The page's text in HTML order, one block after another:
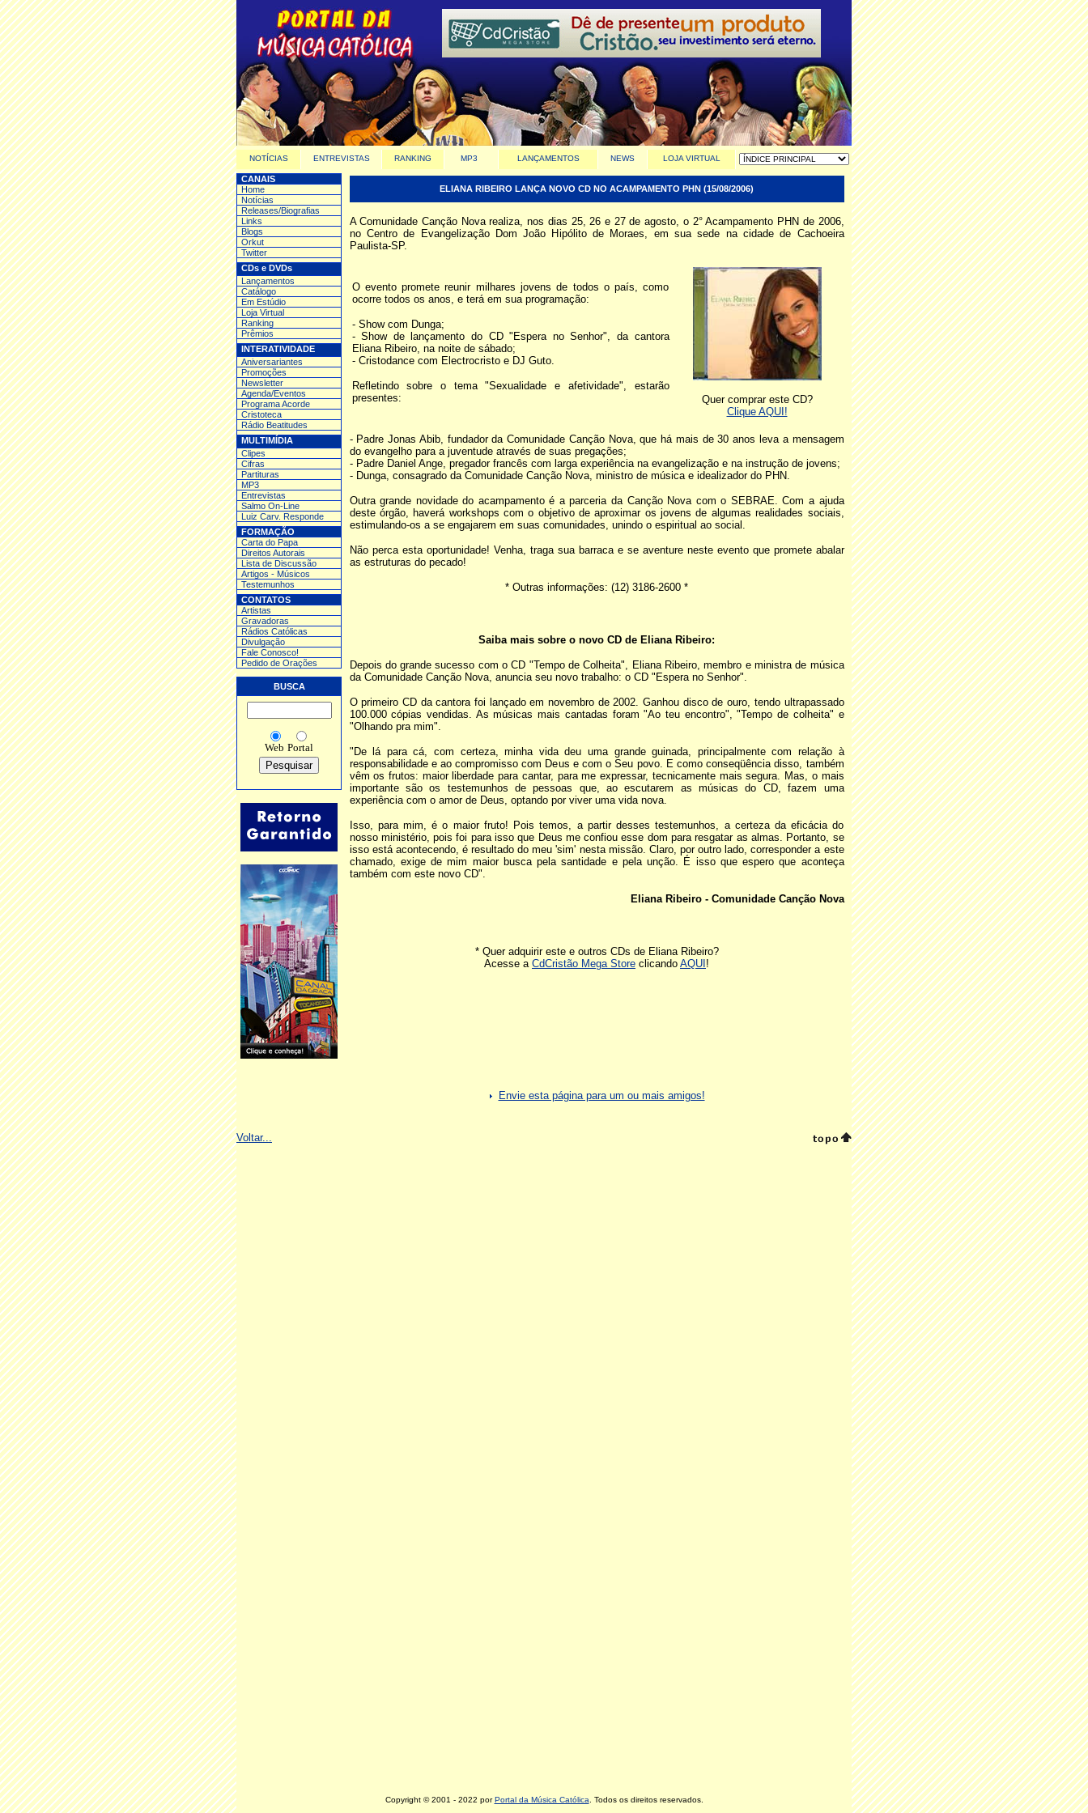
NOTÍCIAS ENTREVISTAS RANKING MP3 LANÇAMENTOS NEWS LOJA VIRTUAL
CANAIS
Home
Notícias
Releases/Biografias
Links
Blogs
Orkut
Twitter
CDs e DVDs
Lançamentos
Catálogo
Em Estúdio
Loja Virtual
Ranking
Prêmios
INTERATIVIDADE
Aniversariantes
Promoções
Newsletter
Agenda/Eventos
Programa Acorde
Cristoteca
Rádio Beatitudes
MULTIMÍDIA
Clipes
Cifras
Partituras
MP3
Entrevistas
Salmo On-Line
Luiz Carv. Responde
FORMAÇÃO
Carta do Papa
Direitos Autorais
Lista de Discussão
Artigos - Músicos
Testemunhos
CONTATOS
Artistas
Gravadoras
Rádios Católicas
Divulgação
Fale Conosco!
Pedido de Orações
BUSCA
Web Portal
ELIANA RIBEIRO LANÇA NOVO CD NO ACAMPAMENTO PHN (15/08/2006)
A Comunidade Canção Nova realiza, nos dias 25, 26 e 27 de agosto, o 2° Acampamento PHN de 2006,
no Centro de Evangelização Dom João Hipólito de Moraes, em sua sede na cidade de Cachoeira
Paulista-SP.
O evento promete reunir milhares jovens de todos o país, como
ocorre todos os anos, e terá em sua programação:
- Show com Dunga;
- Show de lançamento do CD "Espera no Senhor", da cantora
Eliana Ribeiro, na noite de sábado;
- Cristodance com Electrocristo e DJ Guto.
Refletindo sobre o tema "Sexualidade e afetividade", estarão
presentes:
Quer comprar este CD?
Clique AQUI!
- Padre Jonas Abib, fundador da Comunidade Canção Nova, que há mais de 30 anos leva a mensagem
do evangelho para a juventude através de suas pregações;
- Padre Daniel Ange, pregador francês com larga experiência na evangelização e na instrução de jovens;
- Dunga, consagrado da Comunidade Canção Nova, ministro de música e idealizador do PHN.
Outra grande novidade do acampamento é a parceria da Canção Nova com o SEBRAE. Com a ajuda
deste órgão, haverá workshops com o objetivo de aproximar os jovens de algumas realidades sociais,
estimulando-os a se engajarem em suas comunidades, unindo o espiritual ao social.
Não perca esta oportunidade! Venha, traga sua barraca e se aventure neste evento que promete abalar
as estruturas do pecado!
* Outras informações: (12) 3186-2600 *
Saiba mais sobre o novo CD de Eliana Ribeiro:
Depois do grande sucesso com o CD "Tempo de Colheita", Eliana Ribeiro, membro e ministra de música
da Comunidade Canção Nova, anuncia seu novo trabalho: o CD "Espera no Senhor".
O primeiro CD da cantora foi lançado em novembro de 2002. Ganhou disco de ouro, tendo ultrapassado
100.000 cópias vendidas. As músicas mais cantadas foram "Ao teu encontro", "Tempo de colheita" e
"Olhando pra mim".
"De lá para cá, com certeza, minha vida deu uma grande guinada, principalmente com relação à
responsabilidade e ao compromisso com Deus e com o Seu povo. E como conseqüência disso, também
vêm os frutos: maior liberdade para cantar, para me expressar, tecnicamente mais segura. Mas, o mais
importante são os testemunhos de pessoas que, ao escutarem as músicas do CD, fazem uma
experiência com o amor de Deus, optando por viver uma vida nova.
Isso, para mim, é o maior fruto! Pois temos, a partir desses testemunhos, a certeza da eficácia do
nosso ministério, pois foi para isso que Deus me confiou esse dom para resgatar as almas. Portanto, se
isso está acontecendo, é resultado do meu 'sim' nesta missão. Claro, por outro lado, corresponder a este
chamado, exige de mim maior busca pela santidade e pela unção. É isso que espero que aconteça
também com este novo CD".
Eliana Ribeiro - Comunidade Canção Nova
* Quer adquirir este e outros CDs de Eliana Ribeiro?
Acesse a CdCristão Mega Store clicando AQUI !
Envie esta página para um ou mais amigos!
Voltar...
Copyright © 2001 - 2022 porPortal da Música Católica . Todos os direitos reservados.